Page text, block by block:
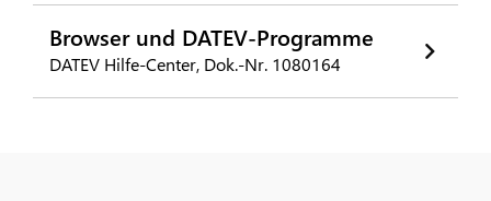
Browser und DATEV-Programme
DATEV Hilfe-Center, Dok.-Nr. 1080164